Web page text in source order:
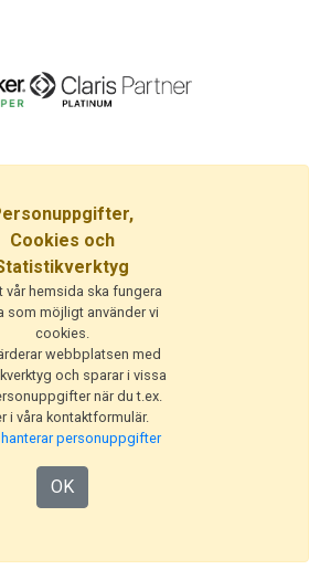
Cookies och
vår hemsida ska fungera
som möjligt använder vi
cookies.
webbplatsen med
och sparar i vissa
när du t.ex.
i våra kontaktformulär.
hanterar personuppgifter
OK